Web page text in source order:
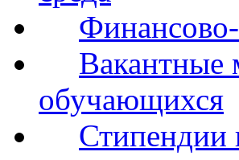
Финансово-
Вакантные
обучающихся